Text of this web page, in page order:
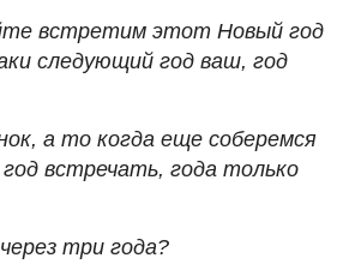
встретим этот Новый год
следующий год ваш, год
а то когда еще соберемся
встречать, года только
три года?